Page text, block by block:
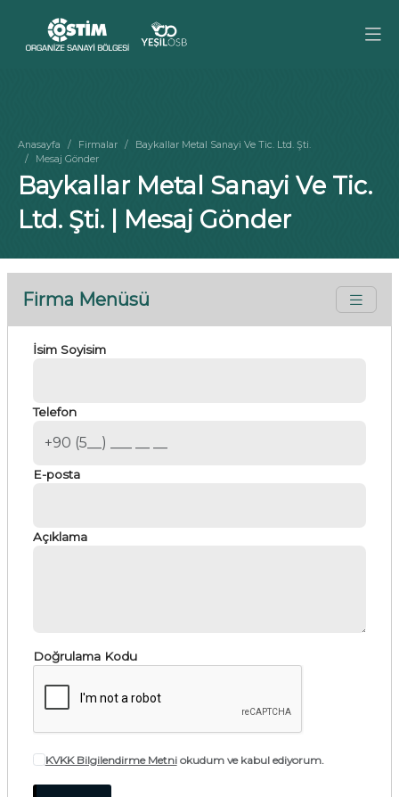
Anasayfa Firmalar
Baykallar Metal Sanayi Ve Tic. Ltd. Şti.
Mesaj Gönder
Baykallar Metal Sanayi Ve Tic.
Ltd. Şti. | Mesaj Gönder
Firma Menüsü
İsim Soyisim
Telefon
E-posta
Açıklama
Doğrulama Kodu
KVKK Bilgilendirme Metniokudum ve kabul ediyorum.